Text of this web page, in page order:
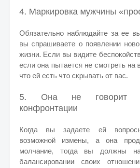
4. Маркировка мужчины
Обязательно наблюдайте за ее
вы спрашиваете о появлении
жизни. Если вы видите
если она пытается не смотреть на
что ей есть что скрывать от вас.
5. Она не говорит
конфронтации
Когда вы задаете ей
возможной измены, а она
молчание, тогда вы должны
балансировании своих